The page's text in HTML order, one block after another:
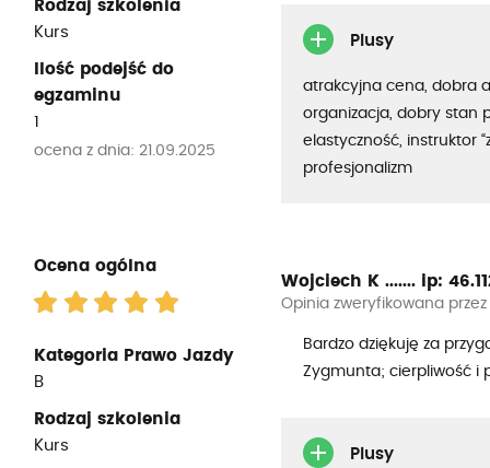
Rodzaj szkolenia
Kurs
Ilość podejść do
egzaminu
1
ocena z dnia: 21.09.2025
Plusy
atrakcyjna cena, dobra
organizacja, dobry stan
elastyczność, instruktor
profesjonalizm
Ocena ogólna
Kategoria Prawo Jazdy
B
Rodzaj szkolenia
Kurs
Wojciech K ....... ip:
Opinia zweryfikowana
Bardzo dziękuję za
Zygmunta; cierpliwość i
Plusy